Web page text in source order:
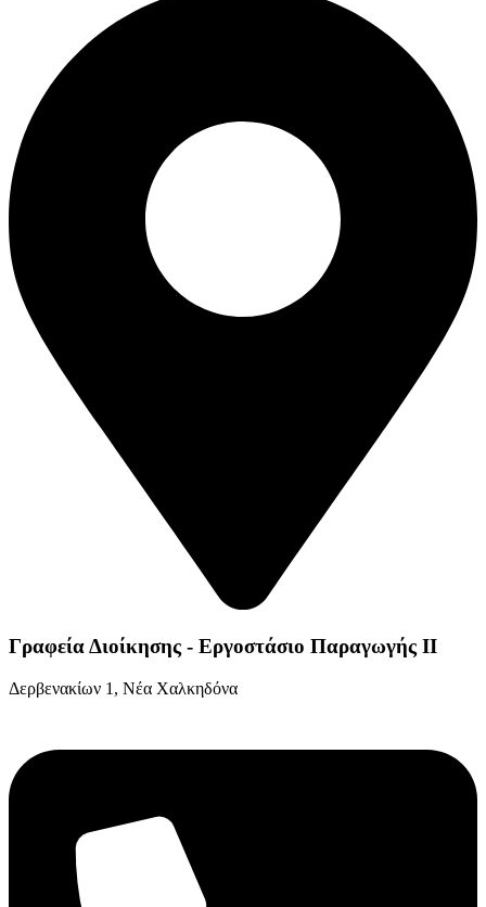
Γραφεία Διοίκησης - Εργοστάσιο Παραγωγής ΙΙ
Δερβενακίων 1, Νέα Χαλκηδόνα